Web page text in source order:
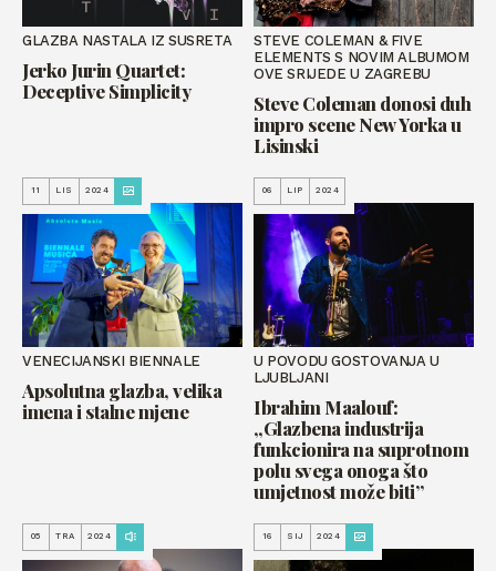
GLAZBA NASTALA IZ SUSRETA
Jerko Jurin Quartet:
Deceptive Simplicity
STEVE COLEMAN & FIVE
ELEMENTS S NOVIM ALBUMOM
OVE SRIJEDE U ZAGREBU
Steve Coleman donosi duh
impro scene New Yorka u
Lisinski
11 LIS 2024
VENECIJANSKI BIENNALE
Apsolutna glazba, velika
imena i stalne mjene
06 LIP 2024
U POVODU GOSTOVANJA U
LJUBLJANI
Ibrahim Maalouf:
„Glazbena industrija
funkcionira na suprotnom
polu svega onoga što
umjetnost može biti”
05 TRA 2024 16 SIJ 2024